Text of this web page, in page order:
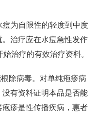
为自限性的轻度到中度
治疗应在水痘急性发作
治疗的有效治疗资料。
除病毒。对单纯疱疹病
有资料证明本品是否能
疹是性传播疾病，惠者